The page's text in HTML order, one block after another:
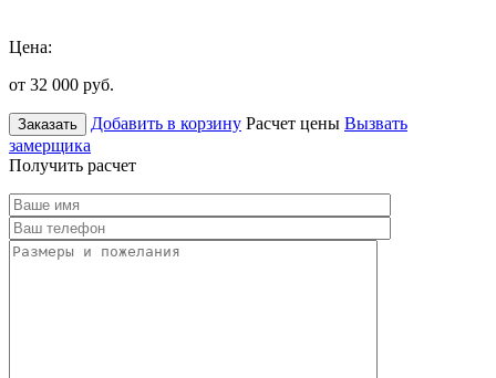
Цена:
от 32 000 руб.
Заказать Добавить в корзину Расчет цены Вызвать
замерщика
Получить расчет